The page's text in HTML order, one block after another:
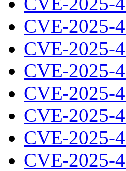
CVE-2025-
CVE-2025-
CVE-2025-
CVE-2025-
CVE-2025-
CVE-2025-
CVE-2025-